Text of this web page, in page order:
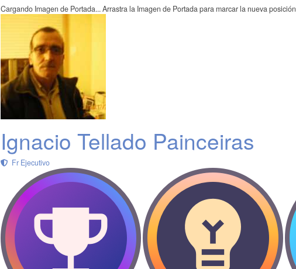
Cargando Imagen de Portada...Arrastra la Imagen de Portada para marcar la nueva posición
Ignacio Tellado Painceiras
Fr Ejecutivo